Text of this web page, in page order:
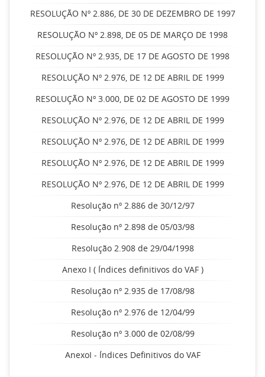
RESOLUÇÃO Nº 2.886, DE 30 DE DEZEMBRO DE 1997
RESOLUÇÃO Nº 2.898, DE 05 DE MARÇO DE 1998
RESOLUÇÃO Nº 2.935, DE 17 DE AGOSTO DE 1998
RESOLUÇÃO Nº 2.976, DE 12 DE ABRIL DE 1999
RESOLUÇÃO Nº 3.000, DE 02 DE AGOSTO DE 1999
RESOLUÇÃO Nº 2.976, DE 12 DE ABRIL DE 1999
RESOLUÇÃO Nº 2.976, DE 12 DE ABRIL DE 1999
RESOLUÇÃO Nº 2.976, DE 12 DE ABRIL DE 1999
RESOLUÇÃO Nº 2.976, DE 12 DE ABRIL DE 1999
Resolução nº 2.886 de 30/12/97
Resolução nº 2.898 de 05/03/98
Resolução 2.908 de 29/04/1998
Anexo I ( Índices definitivos do VAF )
Resolução nº 2.935 de 17/08/98
Resolução nº 2.976 de 12/04/99
Resolução nº 3.000 de 02/08/99
AnexoI - Índices Definitivos do VAF